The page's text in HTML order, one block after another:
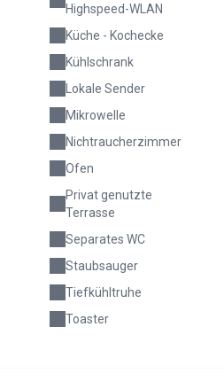
Highspeed-WLAN
Küche - Kochecke
Kühlschrank
Lokale Sender
Mikrowelle
Nichtraucherzimmer
Ofen
Privat genutzte
Terrasse
Separates WC
Staubsauger
Tiefkühltruhe
Toaster